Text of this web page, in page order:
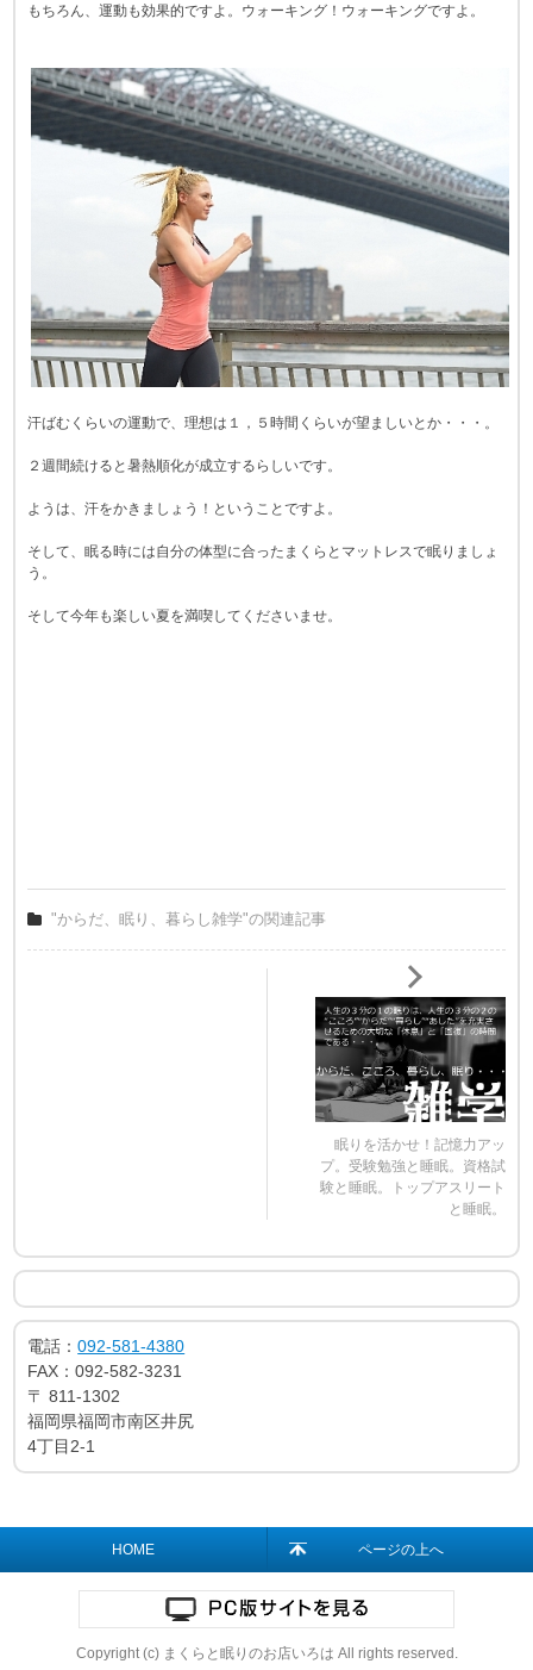
もちろん、運動も効果的ですよ。ウォーキング！ウォーキングですよ。
汗ばむくらいの運動で、理想は１，５時間くらいが望ましいとか・・・。
２週間続けると暑熱順化が成立するらしいです。
ようは、汗をかきましょう！ということですよ。
そして、眠る時には自分の体型に合ったまくらとマットレスで眠りましょ
う。
そして今年も楽しい夏を満喫してくださいませ。
"からだ、眠り、暮らし雑学"の関連記事
眠りを活かせ！記憶力アッ
プ。受験勉強と睡眠。資格試
験と睡眠。トップアスリート
と睡眠。
電話：092-581-4380
FAX：092-582-3231
〒811-1302
福岡県福岡市南区井尻
4丁目2-1
HOME ページの上へ
Copyright (c) まくらと眠りのお店いろは All rights reserved.